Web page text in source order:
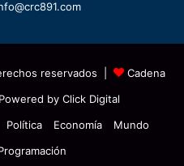
reservados |
Cadena
by Click Digital
Política Economía
Mundo